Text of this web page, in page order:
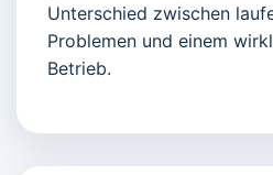
Unterschied zwischen
Problemen und einem
Betrieb.